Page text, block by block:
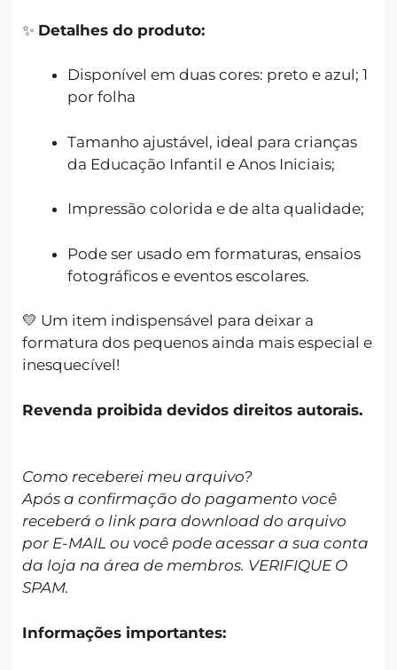
✨ Detalhes do produto:
Disponível em duas cores: preto e azul; 1
por folha
Tamanho ajustável, ideal para crianças
da Educação Infantil e Anos Iniciais;
Impressão colorida e de alta qualidade;
Pode ser usado em formaturas, ensaios
fotográficos e eventos escolares.
💛 Um item indispensável para deixar a
formatura dos pequenos ainda mais especial e
inesquecível!
Revenda proibida devidos direitos autorais.
Como receberei meu arquivo?
Após a confirmação do pagamento você
receberá o link para download do arquivo
por E-MAIL ou você pode acessar a sua conta
da loja na área de membros. VERIFIQUE O
SPAM.
Informações importantes: